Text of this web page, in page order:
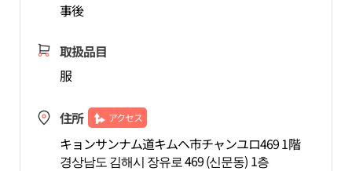
事後
取扱品目
服
住所 アクセス
キョンサンナム道キムヘ市チャンユロ469 1階
경상남도 김해시 장유로 469 (신문동) 1층